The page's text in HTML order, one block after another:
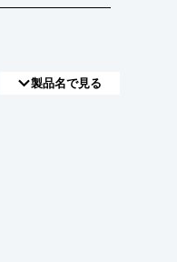
製品名で見る